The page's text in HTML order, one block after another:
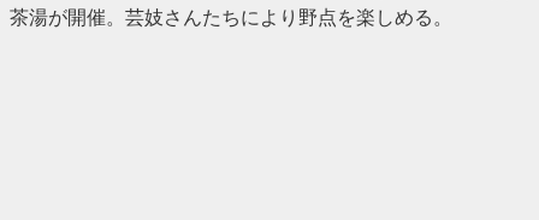
茶湯が開催。芸妓さんたちにより野点を楽しめる。